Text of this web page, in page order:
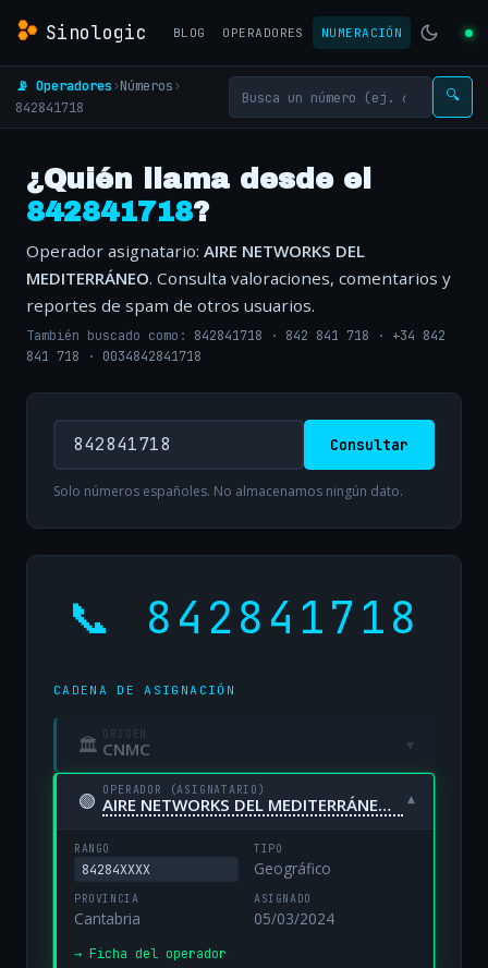
Sinologic BLOG OPERADORES NUMERACIÓN
📡 Operadores›Números›
842841718
🔍
¿Quién llama desde el
842841718?
Operador asignatario: AIRE NETWORKS DEL
MEDITERRÁNEO. Consulta valoraciones, comentarios y
reportes de spam de otros usuarios.
También buscado como: 842841718 · 842 841 718 · +34 842
841 718 · 0034842841718
Consultar
Solo números españoles. No almacenamos ningún dato.
📞 842841718
CADENA DE ASIGNACIÓN
🏛 ORIGEN
CNMC ▾
🟢 OPERADOR (ASIGNATARIO)
AIRE NETWORKS DEL MEDITERRÁNEO, S.L. UNIPERSONAL ▾
RANGO
84284XXXX
TIPO
Geográfico
PROVINCIA
Cantabria
ASIGNADO
05/03/2024
→ Ficha del operador